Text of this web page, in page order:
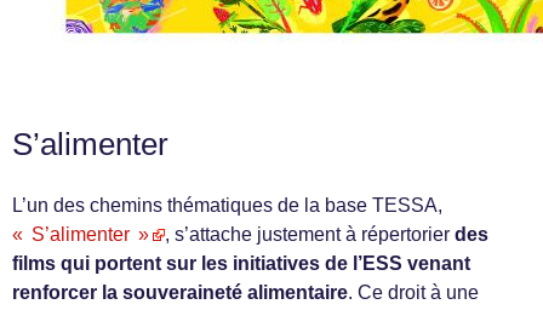
S’alimenter
L’un des chemins thématiques de la base TESSA,
« S’alimenter »
, s’attache justement à répertorier des
films qui portent sur les initiatives de l’ESS venant
renforcer la souveraineté alimentaire. Ce droit à une